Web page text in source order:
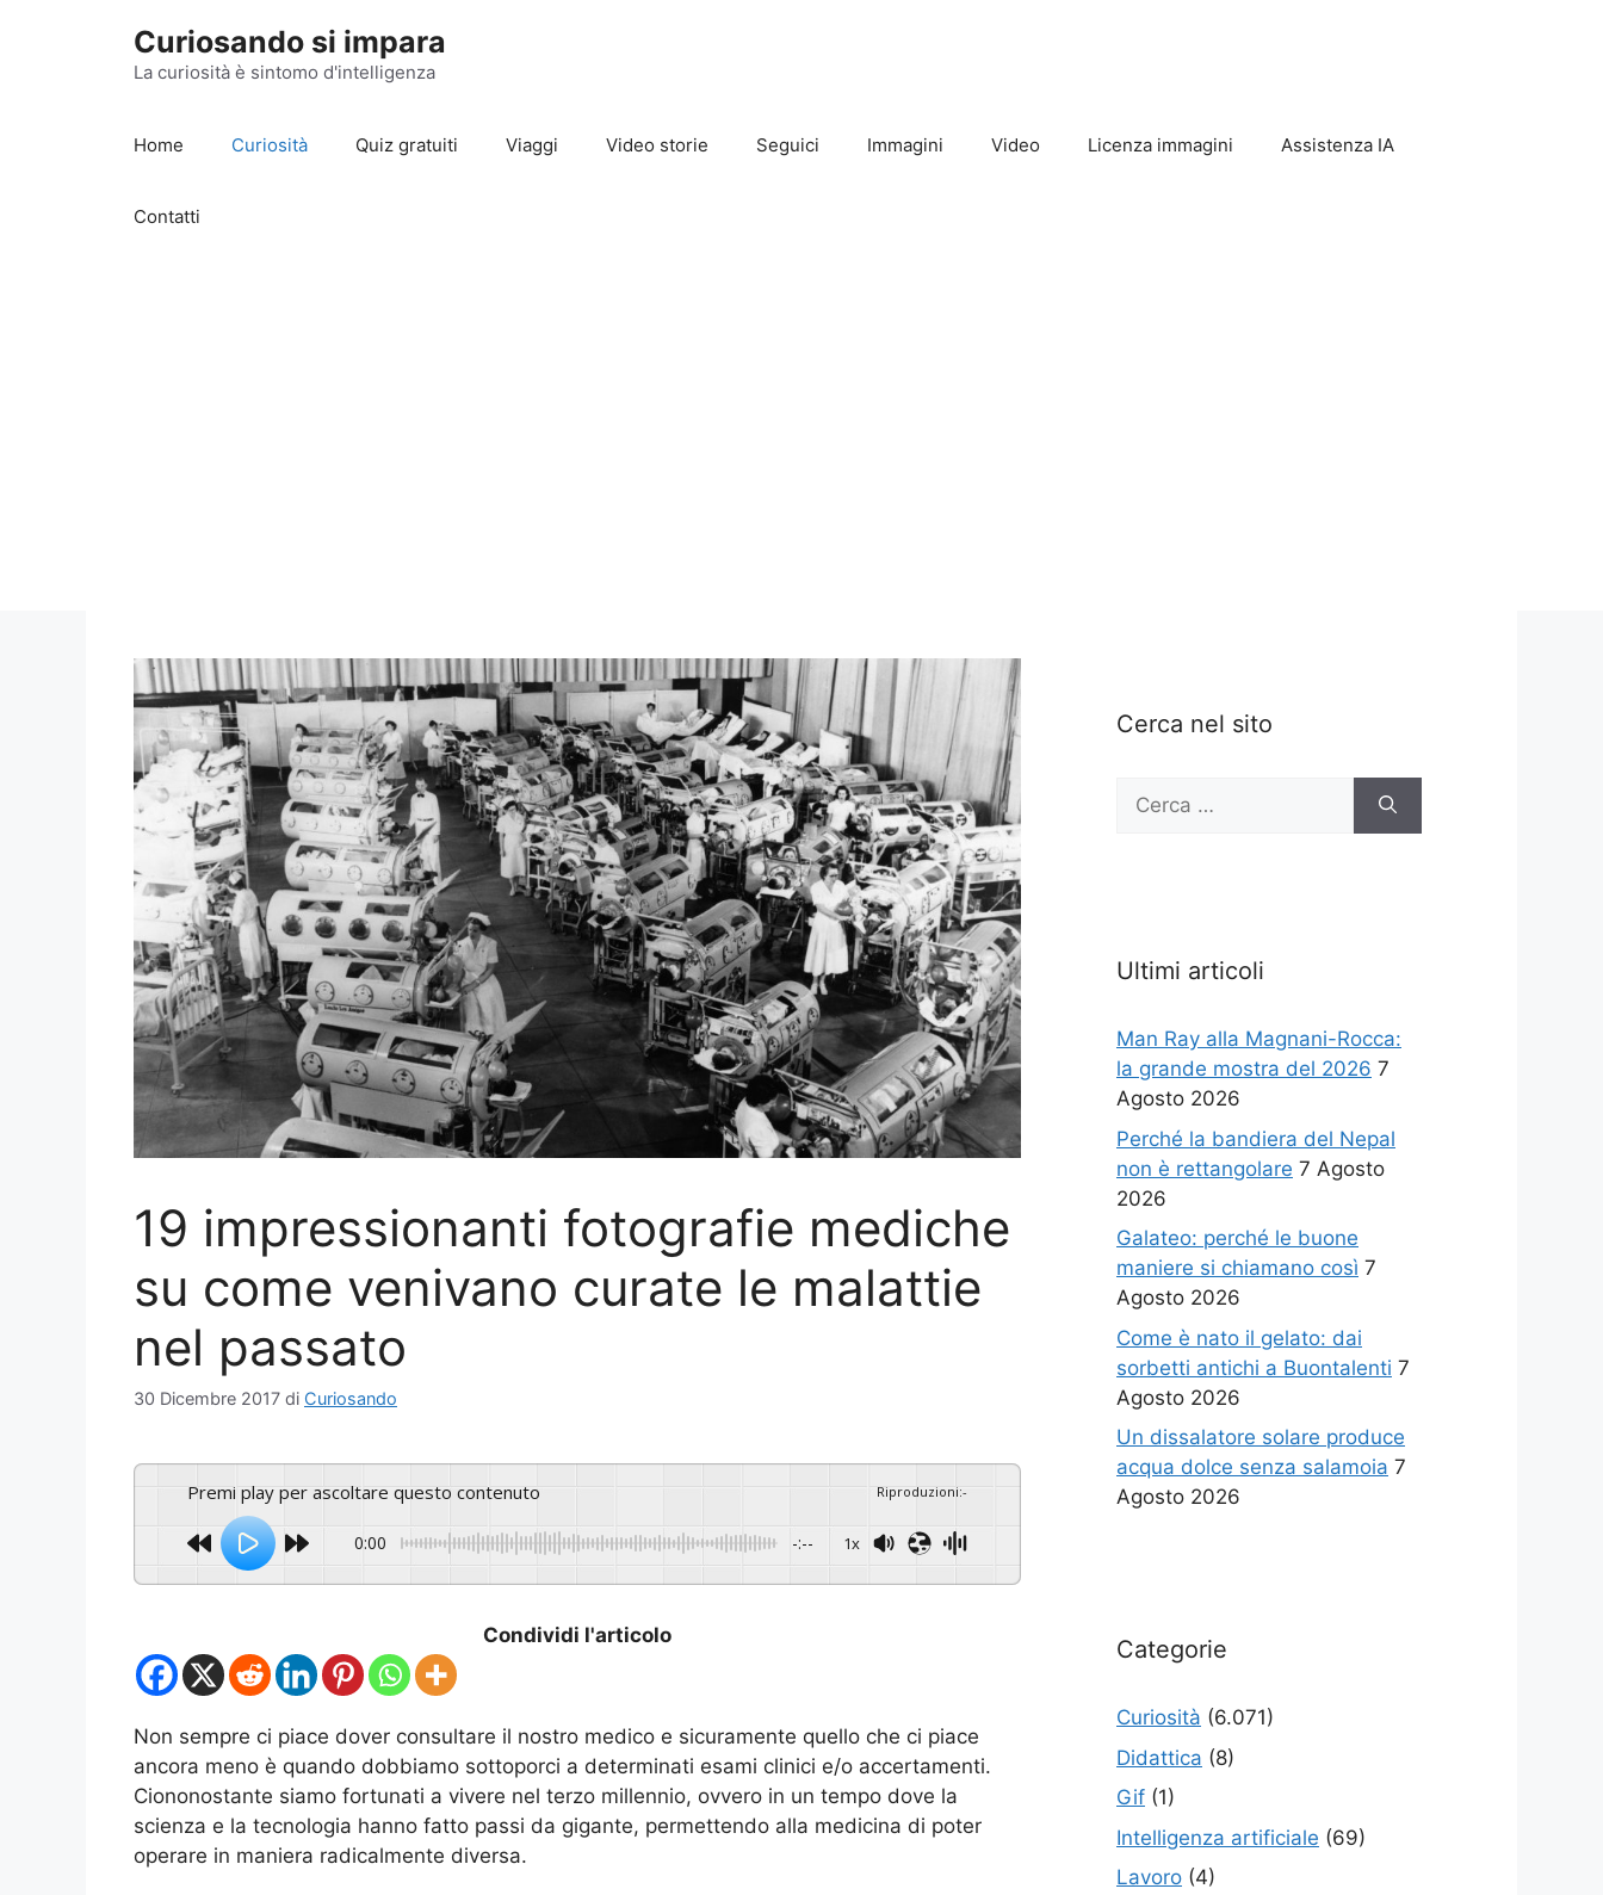
Curiosando si impara
La curiosità è sintomo d'intelligenza
Home Curiosità Quiz gratuiti Viaggi Video storie Seguici Immagini Video Licenza immagini Assistenza IA
Contatti
19 impressionanti fotografie mediche
su come venivano curate le malattie
nel passato
30 Dicembre 2017 di Curiosando
Premi play per ascoltare questo contenuto Riproduzioni:-
0:00 -:-- 1x
Condividi l'articolo
Non sempre ci piace dover consultare il nostro medico e sicuramente quello che ci piace
ancora meno è quando dobbiamo sottoporci a determinati esami clinici e/o accertamenti.
Ciononostante siamo fortunati a vivere nel terzo millennio, ovvero in un tempo dove la
scienza e la tecnologia hanno fatto passi da gigante, permettendo alla medicina di poter
operare in maniera radicalmente diversa.
Cerca nel sito
Ricerca
Ultimi articoli
Man Ray alla Magnani-Rocca:
la grande mostra del 2026 7
Agosto 2026
Perché la bandiera del Nepal
non è rettangolare 7 Agosto
2026
Galateo: perché le buone
maniere si chiamano così 7
Agosto 2026
Come è nato il gelato: dai
sorbetti antichi a Buontalenti 7
Agosto 2026
Un dissalatore solare produce
acqua dolce senza salamoia 7
Agosto 2026
Categorie
Curiosità (6.071)
Didattica (8)
Gif (1)
Intelligenza artificiale (69)
Lavoro (4)